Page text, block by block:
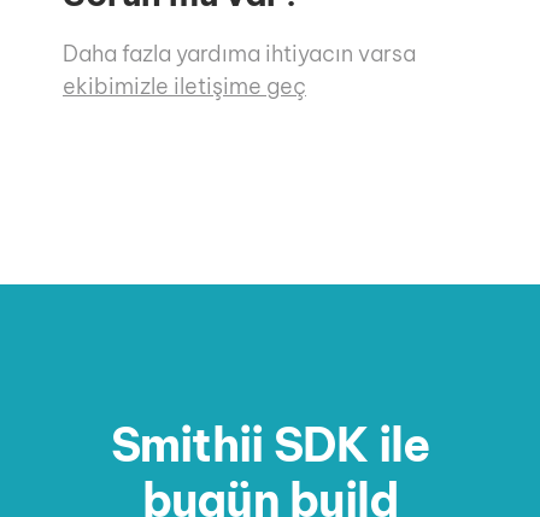
Daha fazla yardıma ihtiyacın varsa
ekibimizle iletişime geç
Smithii SDK ile
bugün build